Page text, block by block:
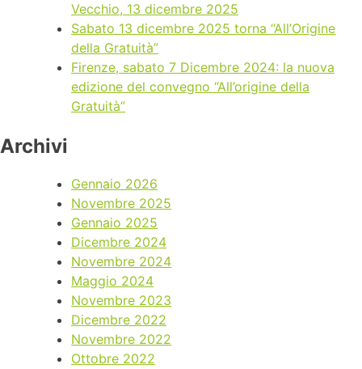
Vecchio, 13 dicembre 2025
Sabato 13 dicembre 2025 torna “All’Origine
della Gratuità”
Firenze, sabato 7 Dicembre 2024: la nuova
edizione del convegno “All’origine della
Gratuità”
Archivi
Gennaio 2026
Novembre 2025
Gennaio 2025
Dicembre 2024
Novembre 2024
Maggio 2024
Novembre 2023
Dicembre 2022
Novembre 2022
Ottobre 2022